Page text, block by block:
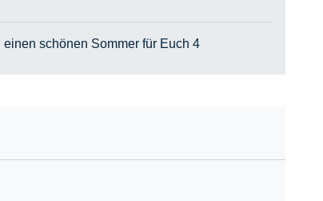
schönen Sommer für Euch 4